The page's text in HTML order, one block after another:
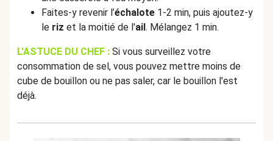
Faites-y revenir l’échalote 1-2 min, puis ajoutez-y
le riz et la moitié de l'ail. Mélangez 1 min.
L'ASTUCE DU CHEF : Si vous surveillez votre
consommation de sel, vous pouvez mettre moins de
cube de bouillon ou ne pas saler, car le bouillon l'est
déjà.